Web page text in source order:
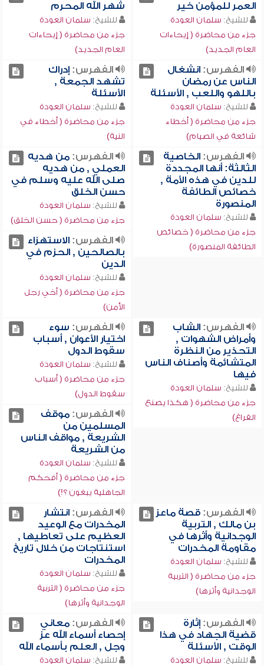
العمر للمؤمن خير
للشيخ: سلمان العودة
جزء من محاضرة ( إيحاءات
العام الجديد)
شهر الله المحرم
للشيخ: سلمان العودة
جزء من محاضرة ( إيحاءات
العام الجديد)
الفهرس:انشغال
الناس عن رمضان
باللهو واللعب , الأسئلة
للشيخ: سلمان العودة
جزء من محاضرة ( أخطاء
شائعة في الصيام)
الفهرس:إدراك
تشهد الجمعة ,
الأسئلة
للشيخ: سلمان العودة
جزء من محاضرة ( أخطاء في
النية)
الفهرس:الخاصية
الثالثة: أنها المجددة
للدين في هذه الأمة ,
خصائص الطائفة
المنصورة
للشيخ: سلمان العودة
جزء من محاضرة ( خصائص
الطائفة المنصورة)
الفهرس:من هديه
العملي , من هديه
صلى الله عليه وسلم في
حسن الخلق
للشيخ: سلمان العودة
جزء من محاضرة ( حسن الخلق)
الفهرس:الاستهزاء
بالصالحين , الحزم في
الدين
للشيخ: سلمان العودة
جزء من محاضرة ( أخي رجل
الأمن)
الفهرس:الشاب
وأمراض الشهوات ,
التحذير من النظرة
المتشائمة وأصناف الناس
فيها
للشيخ: سلمان العودة
جزء من محاضرة ( هكذا يصنع
الفراغ)
الفهرس: سوء
اختيار الأعوان , أسباب
سقوط الدول
للشيخ: سلمان العودة
جزء من محاضرة ( أسباب
سقوط الدول)
الفهرس:موقف
المسلمين من
الشريعة , مواقف الناس
من الشريعة
للشيخ: سلمان العودة
جزء من محاضرة ( أفحكم
الجاهلية يبغون ؟!)
الفهرس:قصة ماعز
بن مالك , التربية
الوجدانية وأثرها في
مقاومة المخدرات
للشيخ: سلمان العودة
جزء من محاضرة ( التربية
الوجدانية وأثرها)
الفهرس:انتشار
المخدرات مع الوعيد
العظيم على تعاطيها ,
استنتاجات من خلال تاريخ
المخدرات
للشيخ: سلمان العودة
جزء من محاضرة ( التربية
الوجدانية وأثرها)
الفهرس:إثارة
قضية الجهاد في هذا
الوقت , الأسئلة
للشيخ: سلمان العودة
الفهرس:معاني
إحصاء أسماء الله عز
وجل , العلم بأسماء الله
للشيخ: سلمان العودة